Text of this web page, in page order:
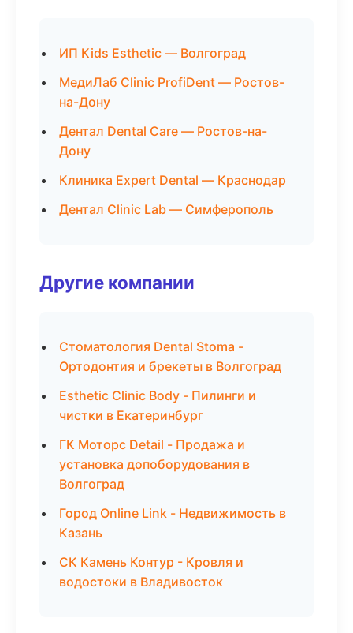
ИП Kids Esthetic — Волгоград
МедиЛаб Clinic ProfiDent — Ростов-
на-Дону
Дентал Dental Care — Ростов-на-
Дону
Клиника Expert Dental — Краснодар
Дентал Clinic Lab — Симферополь
Другие компании
Стоматология Dental Stoma -
Ортодонтия и брекеты в Волгоград
Esthetic Clinic Body - Пилинги и
чистки в Екатеринбург
ГК Моторс Detail - Продажа и
установка допоборудования в
Волгоград
Город Online Link - Недвижимость в
Казань
СК Камень Контур - Кровля и
водостоки в Владивосток